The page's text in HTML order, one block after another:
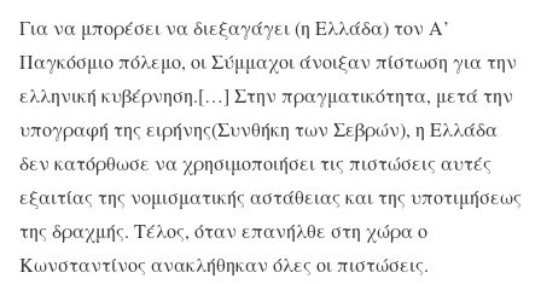
Για να μπορέσει να διεξαγάγει (η Ελλάδα) τον Α’
Παγκόσμιο πόλεμο, οι Σύμμαχοι άνοιξαν πίστωση για την
ελληνική κυβέρνηση.[…] Στην πραγματικότητα, μετά την
υπογραφή της ειρήνης(Συνθήκη των Σεβρών), η Ελλάδα
δεν κατόρθωσε να χρησιμοποιήσει τις πιστώσεις αυτές
εξαιτίας της νομισματικής αστάθειας και της υποτιμήσεως
της δραχμής. Τέλος, όταν επανήλθε στη χώρα ο
Κωνσταντίνος ανακλήθηκαν όλες οι πιστώσεις.